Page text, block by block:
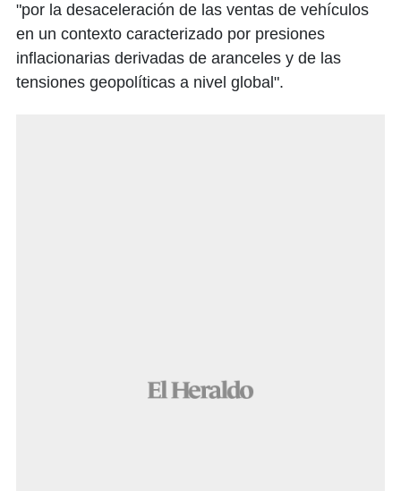
"por la desaceleración de las ventas de vehículos
en un contexto caracterizado por presiones
inflacionarias derivadas de aranceles y de las
tensiones geopolíticas a nivel global".